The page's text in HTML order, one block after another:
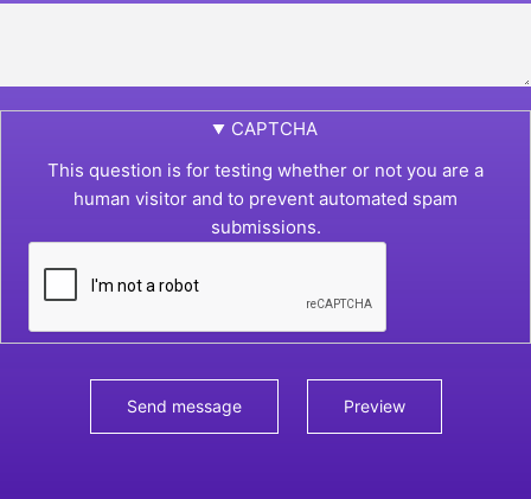
CAPTCHA
This question is for testing whether or not you are a
human visitor and to prevent automated spam
submissions.